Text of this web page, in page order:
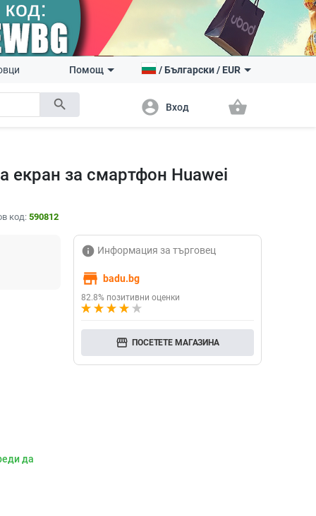
search
Помощ /Български/ EUR
account_circle Вход shopping_basket
екран за смартфон Huawei
код: 590812
да
info Информация за търговец
store badu.bg
82.8% позитивни оценки
storefront ПОСЕТЕТЕ МАГАЗИНА